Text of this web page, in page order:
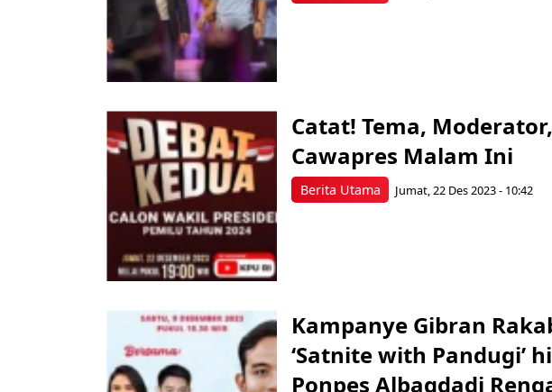
Berita Utama
Catat! Tema,
Cawapres Malam Ini
Jumat, 22 Des 2023 - 10:42
Kampanye Gibran
‘Satnite with Pandugi’
Ponpes Albagdadi